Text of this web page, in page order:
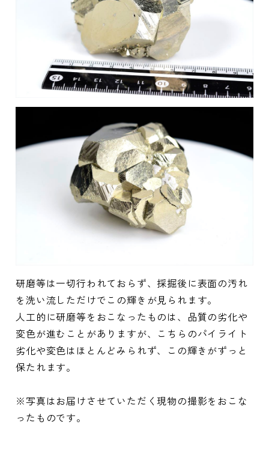
研磨等は一切行われておらず、採掘後に表面の汚れ
を洗い流しただけでこの輝きが見られます。
人工的に研磨等をおこなったものは、品質の劣化や
変色が進むことがありますが、こちらのパイライト
劣化や変色はほとんどみられず、この輝きがずっと
保たれます。
※写真はお届けさせていただく現物の撮影をおこな
ったものです。